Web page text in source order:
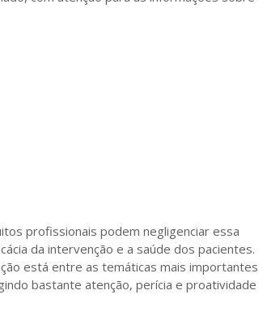
profissionais podem negligenciar essa
da intervenção e a saúde dos pacientes.
está entre as temáticas mais importantes
bastante atenção, perícia e proatividade